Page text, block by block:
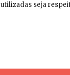
utilizadas seja